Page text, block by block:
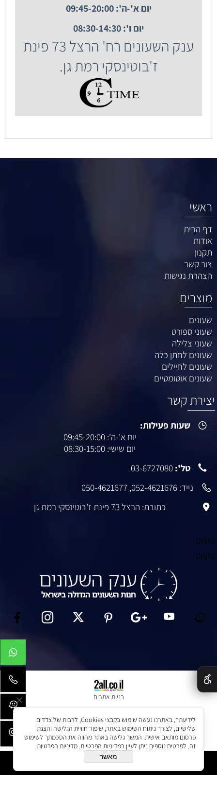
הוסף לסל
יום א'-ה': 09:45-20:00
יום ו': 08:30-14:30
ענק השעונים רח' הרצל 73 פינת
ז'בוטינסקי רמת גן.
ראשי
דף הבית
אודות
תקנון
צור קשר
הצהרת נגישות
מוצרים
שעונים
שעוני ספורט
שעוני צלילה
שעונים לחתן כלה
שעונים לחיילים
שעונים אוטומטיים
יצירת קשר
שעות פעילות:
יום א'-ה': 09:45-20:00
יום שישי: 08:30-15:00
טל': 03-6727080
נייד: 052-4621676
,
050-4621677
כתובת: הרצל 73 פינת ז’בוטינסקי רמת גן
טקסט
טקסט
בניית אתרים
לידיעתך, באתרנו נעשה שימוש בקבצי Cookies, לרבות של צדדים
שלישיים, לצורך ניתוח השימוש באתר, שיפור חוויית הגלישה והצגת
פרסום מותאם אישית. המשך גלישה באתר מהווה את הסכמתך לשימוש
זה. לפרטים נוספים ניתן לעיין במדיניות הפרטיות. מדיניות הפרטיות
מאשר